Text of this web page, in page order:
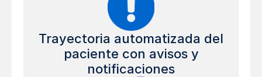
Trayectoria automatizada del
paciente con avisos y
notificaciones